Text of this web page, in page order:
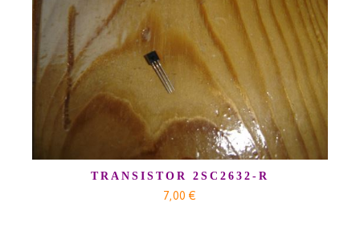
TRANSISTOR 2SC2632-R
7,00 €